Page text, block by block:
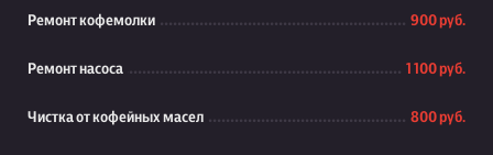
Ремонт кофемолки 900 руб.
Ремонт насоса 1 100 руб.
Чистка от кофейных масел 800 руб.